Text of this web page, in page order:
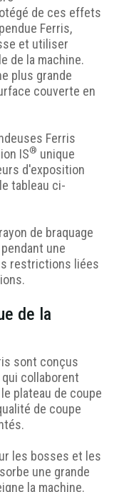
de ces effets
Ferris,
et utiliser
de la machine.
plus grande
couverte en
Ferris
IS® unique
d'exposition
tableau ci-
de braquage
une
restrictions liées
de la
sont conçus
collaborent
plateau de coupe
de coupe
les bosses et les
une grande
la machine.